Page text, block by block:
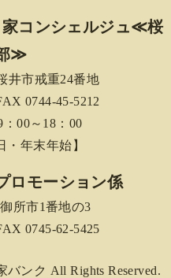
コンシェルジュ≪桜
≫
井市戒重24番地
0744-45-5212
00～18：00
・年末年始】
ロモーション係
所市1番地の3
0745-62-5425
ンク All Rights Reserved.